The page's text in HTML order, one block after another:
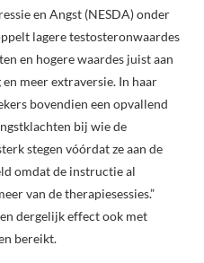
en Angst (NESDA) onder
lagere testosteronwaardes
en hogere waardes juist aan
meer extraversie. In haar
bovendien een opvallend
bij wie de
stegen vóórdat ze aan de
omdat de instructie al
van de therapiesessies.”
dergelijk effect ook met
bereikt.